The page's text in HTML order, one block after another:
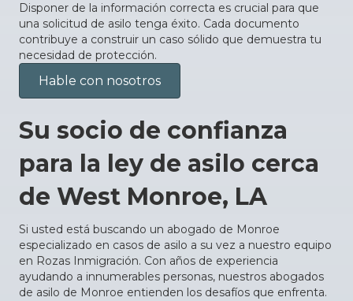
Disponer de la información correcta es crucial para que
una solicitud de asilo tenga éxito. Cada documento
contribuye a construir un caso sólido que demuestra tu
necesidad de protección.
Hable con nosotros
Su socio de confianza
para la ley de asilo cerca
de West Monroe, LA
Si usted está buscando un abogado de Monroe
especializado en casos de asilo a su vez a nuestro equipo
en Rozas Inmigración. Con años de experiencia
ayudando a innumerables personas, nuestros abogados
de asilo de Monroe entienden los desafíos que enfrenta.